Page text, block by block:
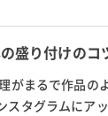
盛り付けのコ
がまるで作品の
スタグラムにア